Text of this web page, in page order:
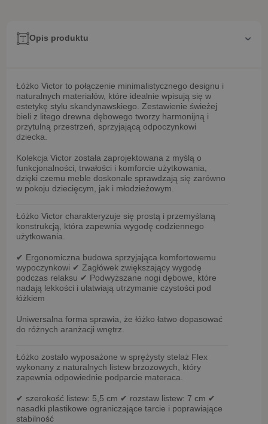
Opis produktu
Łóżko Victor to połączenie minimalistycznego designu i
naturalnych materiałów, które idealnie wpisują się w
estetykę stylu skandynawskiego. Zestawienie świeżej
bieli z litego drewna dębowego tworzy harmonijną i
przytulną przestrzeń, sprzyjającą odpoczynkowi
dziecka.
Kolekcja Victor została zaprojektowana z myślą o
funkcjonalności, trwałości i komforcie użytkowania,
dzięki czemu meble doskonale sprawdzają się zarówno
w pokoju dziecięcym, jak i młodzieżowym.
Łóżko Victor charakteryzuje się prostą i przemyślaną
konstrukcją, która zapewnia wygodę codziennego
użytkowania.
✔ Ergonomiczna budowa sprzyjająca komfortowemu
wypoczynkowi ✔ Zagłówek zwiększający wygodę
podczas relaksu ✔ Podwyższane nogi dębowe , które
nadają lekkości i ułatwiają utrzymanie czystości pod
łóżkiem
Uniwersalna forma sprawia, że łóżko łatwo dopasować
do różnych aranżacji wnętrz.
Łóżko zostało wyposażone w sprężysty stelaż Flex
wykonany z naturalnych listew brzozowych , który
zapewnia odpowiednie podparcie materaca.
✔ szerokość listew: 5,5 cm ✔ rozstaw listew: 7 cm ✔
nasadki plastikowe ograniczające tarcie i poprawiające
stabilność